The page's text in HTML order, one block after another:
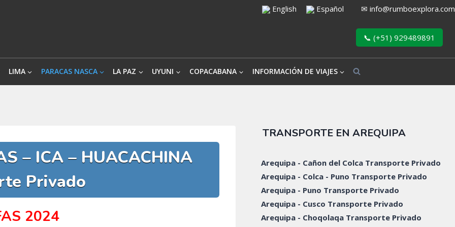
English Español ✉ info@rumboexplora.com
📞 (+51) 929489891
LIMA PARACAS NASCA LA PAZ UYUNI COPACABANA INFORMACIÓN DE VIAJES
– ICA – HUACACHINA
Privado
2024
TRANSPORTE EN AREQUIPA
Arequipa - Cañon del Colca Transporte Privado
Arequipa - Colca - Puno Transporte Privado
Arequipa - Puno Transporte Privado
Arequipa - Cusco Transporte Privado
Arequipa - Choqolaqa Transporte Privado